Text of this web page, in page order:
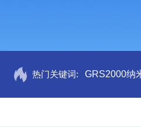
热门关键词: GRS2000纳